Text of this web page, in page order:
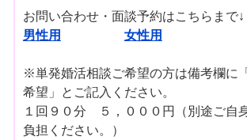
お問い合わせ・面談予約はこちらまで↓
男性用
女性用
※単発婚活相談ご希望の方は備考欄に
希望」とご記入ください。
１回９０分 ５，０００円（別途ご自
負担ください。）